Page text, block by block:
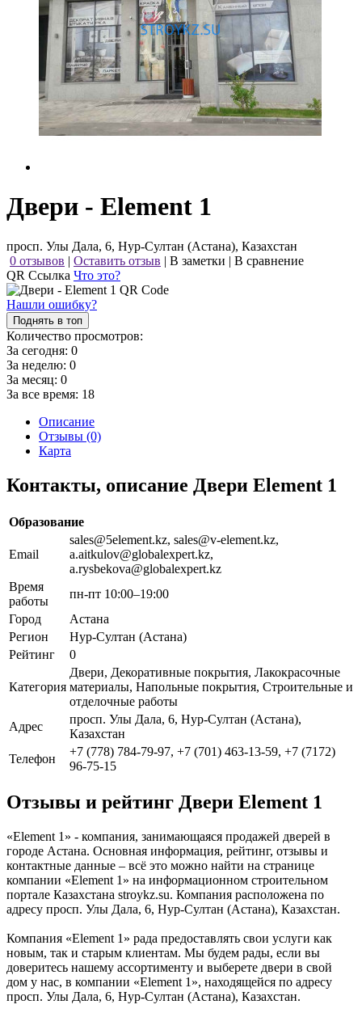
Двери - Element 1
просп. Улы Дала, 6, Нур-Султан (Астана), Казахстан
0 отзывов | Оставить отзыв | В заметки | В сравнение
QR Ссылка Что это?
Нашли ошибку?
Поднять в топ
Количество просмотров:
За сегодня: 0
За неделю: 0
За месяц: 0
За все время: 18
Описание
Отзывы (0)
Карта
Контакты, описание Двери Element 1
Образование
Email
sales@5element.kz, sales@v-element.kz,
a.aitkulov@globalexpert.kz,
a.rysbekova@globalexpert.kz
Время
работы
пн-пт 10:00–19:00
Город
Астана
Регион
Нур-Султан (Астана)
Рейтинг
0
Категория
Двери, Декоративные покрытия, Лакокрасочные
материалы, Напольные покрытия, Строительные и
отделочные работы
Адрес
просп. Улы Дала, 6, Нур-Султан (Астана),
Казахстан
Телефон
+7 (778) 784-79-97, +7 (701) 463-13-59, +7 (7172)
96-75-15
Отзывы и рейтинг Двери Element 1
«Element 1» - компания, занимающаяся продажей дверей в
городе Астана. Основная информация, рейтинг, отзывы и
контактные данные – всё это можно найти на странице
компании «Element 1» на информационном строительном
портале Казахстана stroykz.su. Компания расположена по
адресу просп. Улы Дала, 6, Нур-Султан (Астана), Казахстан.
Компания «Element 1» рада предоставлять свои услуги как
новым, так и старым клиентам. Мы будем рады, если вы
доверитесь нашему ассортименту и выберете двери в свой
дом у нас, в компании «Element 1», находящейся по адресу
просп. Улы Дала, 6, Нур-Султан (Астана), Казахстан.